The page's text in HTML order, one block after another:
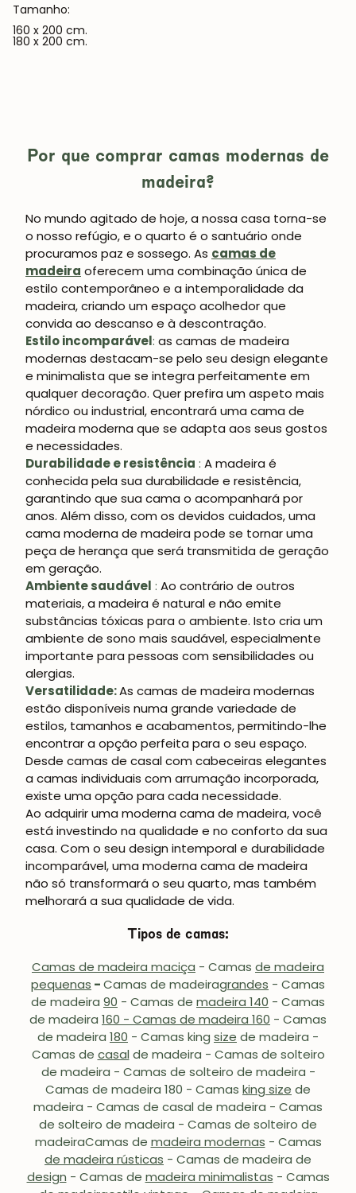
Tamanho:
160 x 200 cm.
180 x 200 cm.
Por que comprar camas modernas de
madeira?
No mundo agitado de hoje, a nossa casa torna-se
o nosso refúgio, e o quarto é o santuário onde
procuramos paz e sossego. As camas de
madeira oferecem uma combinação única de
estilo contemporâneo e a intemporalidade da
madeira, criando um espaço acolhedor que
convida ao descanso e à descontração.
Estilo incomparável: as camas de madeira
modernas destacam-se pelo seu design elegante
e minimalista que se integra perfeitamente em
qualquer decoração. Quer prefira um aspeto mais
nórdico ou industrial, encontrará uma cama de
madeira moderna que se adapta aos seus gostos
e necessidades.
Durabilidade e resistência : A madeira é
conhecida pela sua durabilidade e resistência,
garantindo que sua cama o acompanhará por
anos. Além disso, com os devidos cuidados, uma
cama moderna de madeira pode se tornar uma
peça de herança que será transmitida de geração
em geração.
Ambiente saudável : Ao contrário de outros
materiais, a madeira é natural e não emite
substâncias tóxicas para o ambiente. Isto cria um
ambiente de sono mais saudável, especialmente
importante para pessoas com sensibilidades ou
alergias.
Versatilidade:As camas de madeira modernas
estão disponíveis numa grande variedade de
estilos, tamanhos e acabamentos, permitindo-lhe
encontrar a opção perfeita para o seu espaço.
Desde camas de casal com cabeceiras elegantes
a camas individuais com arrumação incorporada,
existe uma opção para cada necessidade.
Ao adquirir uma moderna cama de madeira, você
está investindo na qualidade e no conforto da sua
casa. Com o seu design intemporal e durabilidade
incomparável, uma moderna cama de madeira
não só transformará o seu quarto, mas também
melhorará a sua qualidade de vida.
Tipos de camas:
Camas de madeira maciça - Camas de madeira
pequenas -Camas de madeiragrandes - Camas
de madeira 90 - Camas de madeira 140 - Camas
de madeira 160 - Camas de madeira 160 - Camas
de madeira 180 - Camas king size de madeira -
Camas de casal de madeira - Camas de solteiro
de madeira - Camas de solteiro de madeira -
Camas de madeira 180 - Camas king size de
madeira - Camas de casal de madeira - Camas
de solteiro de madeira - Camas de solteiro de
madeiraCamas de madeira modernas - Camas
de madeira rústicas - Camas de madeira de
design - Camas de madeira minimalistas - Camas